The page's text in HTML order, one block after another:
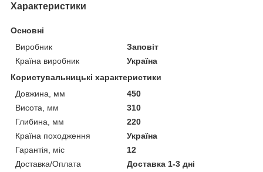
Характеристики
Основні
Виробник
Заповіт
Країна виробник
Україна
Користувальницькі характеристики
Довжина, мм
450
Висота, мм
310
Глибина, мм
220
Країна походження
Україна
Гарантія, міс
12
Доставка/Оплата
Доставка 1-3 дні